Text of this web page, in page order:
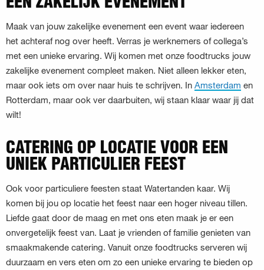
Maak van jouw zakelijke evenement een event waar iedereen
het achteraf nog over heeft. Verras je werknemers of collega’s
met een unieke ervaring. Wij komen met onze foodtrucks jouw
zakelijke evenement compleet maken. Niet alleen lekker eten,
maar ook iets om over naar huis te schrijven. In Amsterdam en
Rotterdam, maar ook ver daarbuiten, wij staan klaar waar jij dat
wilt!
CATERING OP LOCATIE VOOR EEN
UNIEK PARTICULIER FEEST
Ook voor particuliere feesten staat Watertanden kaar. Wij
komen bij jou op locatie het feest naar een hoger niveau tillen.
Liefde gaat door de maag en met ons eten maak je er een
onvergetelijk feest van. Laat je vrienden of familie genieten van
smaakmakende catering. Vanuit onze foodtrucks serveren wij
duurzaam en vers eten om zo een unieke ervaring te bieden op